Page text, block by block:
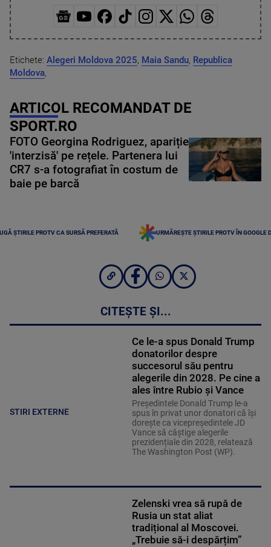
Etichete: Alegeri Moldova 2025, Maia Sandu, Republica
Moldova,
ARTICOL RECOMANDAT DE
SPORT.RO
FOTO Georgina Rodriguez, apariție
'interzisă' pe rețele. Partenera lui
CR7 s-a fotografiat în costum de
baie pe barcă
ȘTIRILE PROTV CA SURSĂ PREFERATĂ URMĂREȘTE ȘTIRILE PROTV ÎN GOOGLE
CITEȘTE ȘI...
STIRI EXTERNE
Ce le-a spus Donald Trump
donatorilor despre
succesorul său pentru
alegerile din 2028. Pe cine a
ales între Rubio și Vance
Președintele Donald Trump le-a
spus în privat unor donatori că își
dorește ca vicepreședintele JD
Vance să câștige alegerile
prezidențiale din 2028, relatează
The Washington Post (WP).
Zelenski vrea să rupă de
Rusia un stat aliat
tradițional al Moscovei.
„Trebuie să-i despărțim”